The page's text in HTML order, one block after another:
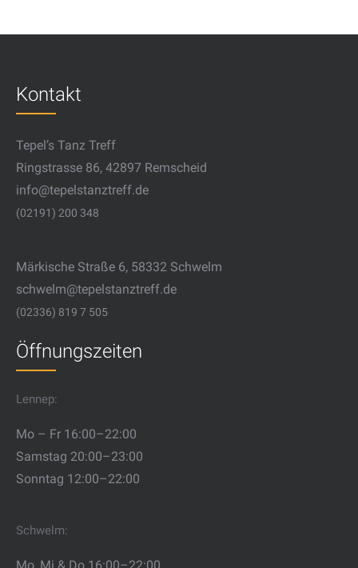
Kontakt
Tepel’s Tanz Treff
Ringstrasse 86, 42897 Remscheid
info@tepelstanztreff.de
(02191) 200 348
Märkische Straße 6, 58332 Schwelm
schwelm@tepelstanztreff.de
(02336) 819 7 505
Öffnungszeiten
Lennep:
Mo – Fr 16:00–22:00
Samstag 20:00–23:00
Sonntag 12:00–22:00
Schwelm: